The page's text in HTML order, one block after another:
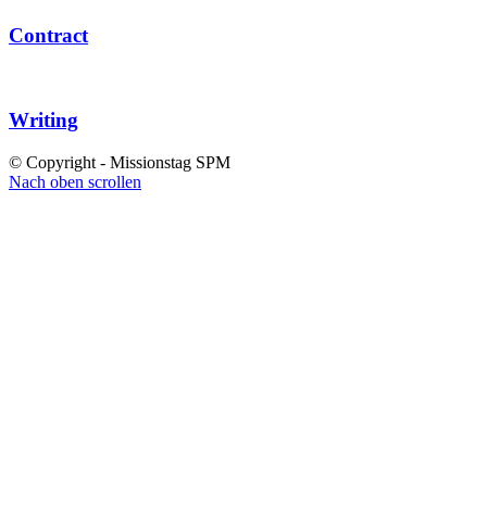
Contract
Writing
© Copyright - Missionstag SPM
Nach oben scrollen